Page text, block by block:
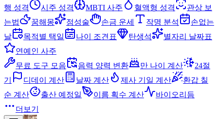
행 성격
시주 성격 MBTI 사주 혈액형 성격
관상 보
는법
꿈해몽 점성술 손금 운세 작명 분석
손없는
날
목적별 택일 나이 조견표 탄생석
별자리 날짜표
연예인 사주
무료 도구 모음
음력 양력 변환 만 나이 계산
24절
기
디데이 계산 날짜 계산 제사 기일 계산
환갑 칠
순 계산
출산 예정일 이름 획수 계산
바이오리듬
더보기